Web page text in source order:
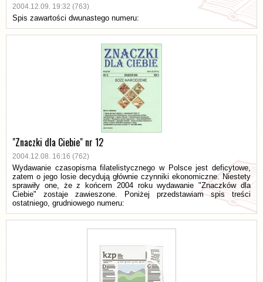
2004.12.09. 19:32 (763)
Spis zawartości dwunastego numeru:
"Znaczki dla Ciebie" nr 12
2004.12.08. 16:16 (762)
Wydawanie czasopisma filatelistycznego w Polsce jest deficytowe,
zatem o jego losie decydują głównie czynniki ekonomiczne. Niestety
sprawiły one, że z końcem 2004 roku wydawanie "Znaczków dla
Ciebie" zostaje zawieszone. Poniżej przedstawiam spis treści
ostatniego, grudniowego numeru: